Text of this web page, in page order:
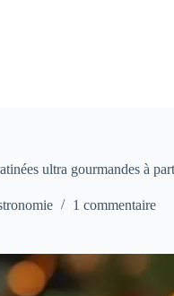
ultra gourmandes à
1 commentaire